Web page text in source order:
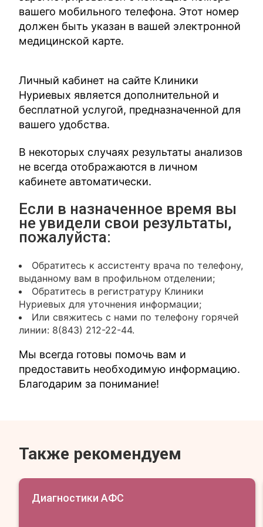
вашего мобильного телефона. Этот номер
должен быть указан в вашей электронной
медицинской карте.
Личный кабинет на сайте Клиники
Нуриевых является дополнительной и
бесплатной услугой, предназначенной для
вашего удобства.
В некоторых случаях результаты анализов
не всегда отображаются в личном
кабинете автоматически.
Если в назначенное время вы
не увидели свои результаты,
пожалуйста:
Обратитесь к ассистенту врача по телефону,
выданному вам в профильном отделении;
Обратитесь в регистратуру Клиники
Нуриевых для уточнения информации;
Или свяжитесь с нами по телефону горячей
линии: 8(843) 212-22-44.
Мы всегда готовы помочь вам и
предоставить необходимую информацию.
Благодарим за понимание!
Также рекомендуем
Диагностики АФС